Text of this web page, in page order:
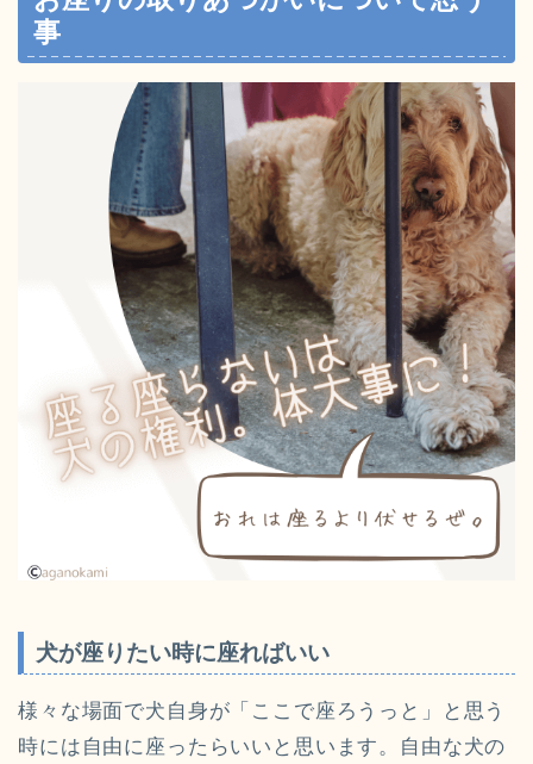
事
犬が座りたい時に座ればいい
様々な場面で犬自身が「ここで座ろうっと」と思う
時には自由に座ったらいいと思います。自由な犬の